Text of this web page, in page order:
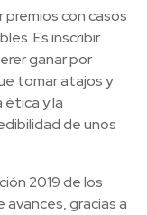
con casos
Es inscribir
ganar por
tomar atajos y
ética y la
de unos
2019 de los
avances, gracias a